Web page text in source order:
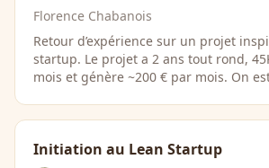
Florence Chabanois
Retour d’expérience sur un projet
startup. Le projet a 2 ans tout rond,
mois et génère ~200 € par mois. On
Initiation au Lean Startup